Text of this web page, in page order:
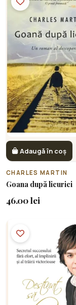
Adaugă în coș
CHARLES MARTIN
Goana după licurici
46.00 lei